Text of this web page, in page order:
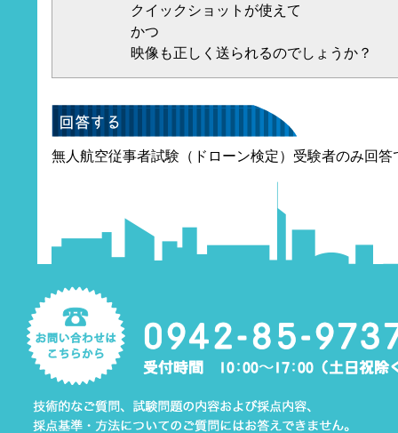
クイックショットが使えて
かつ
映像も正しく送られるのでしょうか？
無人航空従事者試験（ドローン検定）受験者のみ回答